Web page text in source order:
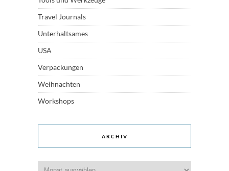
Travel Journals
Unterhaltsames
USA
Verpackungen
Weihnachten
Workshops
ARCHIV